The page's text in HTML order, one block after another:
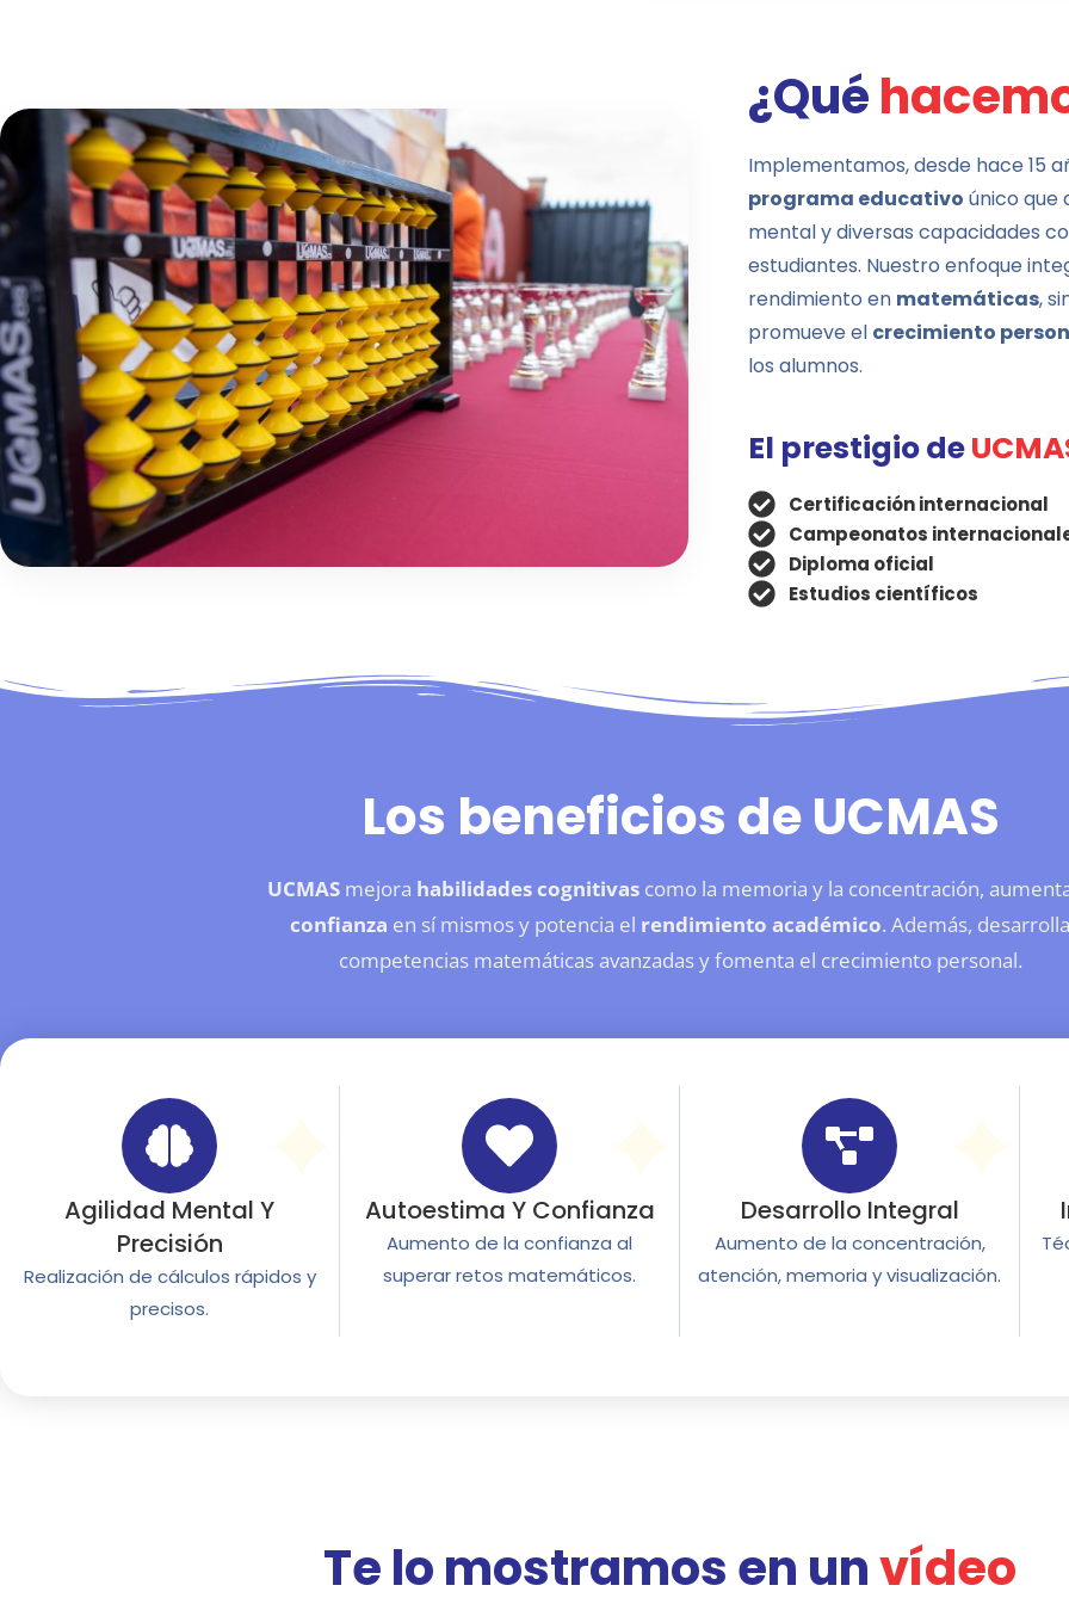
¿Qué
Implementamos, desde hace 15
programa educativo único que
mental y diversas capacidades
estudiantes. Nuestro enfoque
rendimiento en matemáticas,
promueve el crecimiento
los alumnos.
El prestigio de
Certificación internacional
Campeonatos
Diploma oficial
Estudios científicos
Los beneficios de UCMAS
UCMAS mejora habilidades cognitivas como la memoria y la concentración,
confianza en sí mismos y potencia el rendimiento académico. Además, desarrolla
competencias matemáticas avanzadas y fomenta el crecimiento personal.
Agilidad Mental Y
Precisión
Realización de cálculos rápidos y
precisos.
Autoestima Y Confianza
Aumento de la confianza al
superar retos matemáticos.
Desarrollo Integral
Aumento de la concentración,
atención, memoria y visualización.
Te lo mostramos en unvídeo